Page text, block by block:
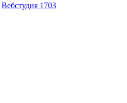
Вебстудия 1703